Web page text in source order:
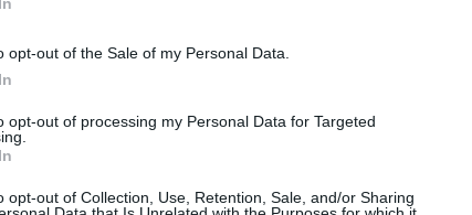
opt-out of the Sale of my Personal Data.
opt-out of processing my Personal Data for Targeted
opt-out of Collection, Use, Retention, Sale, and/or Sharing
lockscreen από τις ακόλουθες χώρες:
Μεξικό, Ολλανδία, Νορβηγία, Ρουμανία,
η λίστα αυτή σίγουρα δεν είναι η τελική.